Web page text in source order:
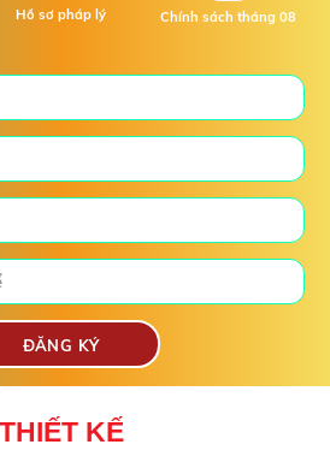
Hồ sơ pháp lý Chính sách tháng 08
THIẾT KẾ